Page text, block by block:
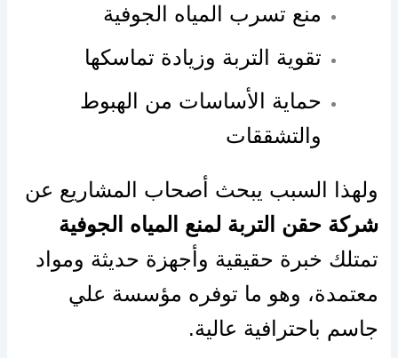
منع تسرب المياه الجوفية
تقوية التربة وزيادة تماسكها
حماية الأساسات من الهبوط
والتشققات
ولهذا السبب يبحث أصحاب المشاريع عن
شركة حقن التربة لمنع المياه الجوفية
تمتلك خبرة حقيقية وأجهزة حديثة ومواد
معتمدة، وهو ما توفره مؤسسة علي
جاسم باحترافية عالية.